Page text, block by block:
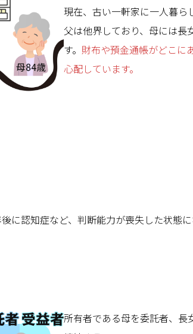
現在、古い一軒家に一人暮ら
父は他界しており、母には長
す。 財布や預金通帳がどこに
心配しています。
に認知症など、判断能力が喪失した状態
所有者である母を委託者、長